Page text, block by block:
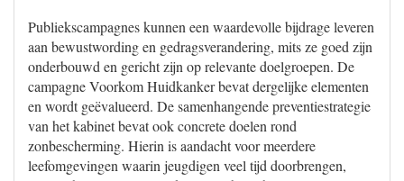
Publiekscampagnes kunnen een waardevolle bijdrage leveren
aan bewustwording en gedragsverandering, mits ze goed zijn
onderbouwd en gericht zijn op relevante doelgroepen. De
campagne Voorkom Huidkanker bevat dergelijke elementen
en wordt geëvalueerd. De samenhangende preventiestrategie
van het kabinet bevat ook concrete doelen rond
zonbescherming. Hierin is aandacht voor meerdere
leefomgevingen waarin jeugdigen veel tijd doorbrengen,